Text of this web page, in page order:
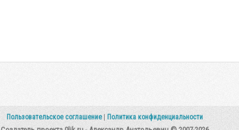
Пользовательское соглашение Политика конфиденциальности